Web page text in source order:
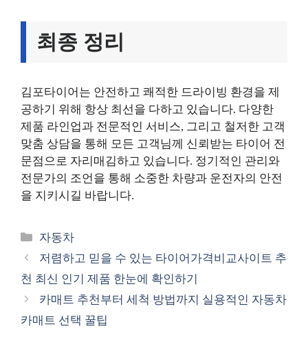
최종 정리
김포타이어는 안전하고 쾌적한 드라이빙 환경을 제
공하기 위해 항상 최선을 다하고 있습니다. 다양한
제품 라인업과 전문적인 서비스, 그리고 철저한 고객
맞춤 상담을 통해 모든 고객님께 신뢰받는 타이어 전
문점으로 자리매김하고 있습니다. 정기적인 관리와
전문가의 조언을 통해 소중한 차량과 운전자의 안전
을 지키시길 바랍니다.
카
테
리
자동차
저렴하고 믿을 수 있는 타이어가격비교사이트 추
천 최신 인기 제품 한눈에 확인하기
카매트 추천부터 세척 방법까지 실용적인 자동차
카매트 선택 꿀팁